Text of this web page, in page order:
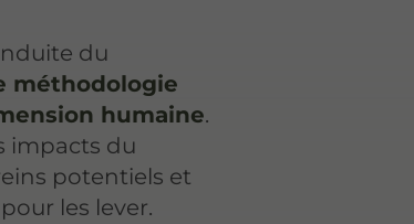
du
méthodologie
humaine.
impacts du
potentiels et
les lever.